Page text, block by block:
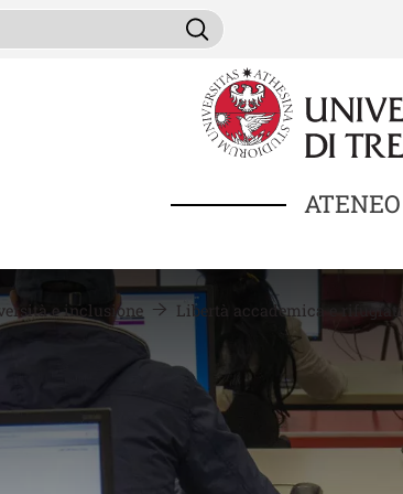
i termini da cercare
Cerca
ATENEO
e inclusione Libertà accademica e rifugiati